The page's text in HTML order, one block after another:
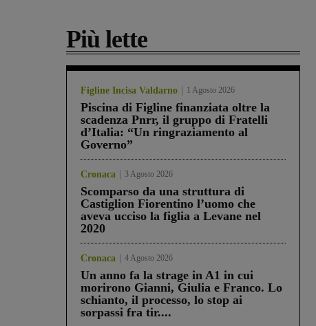
Più lette
Figline Incisa Valdarno 1 Agosto 2026
Piscina di Figline finanziata oltre la
scadenza Pnrr, il gruppo di Fratelli
d’Italia: “Un ringraziamento al
Governo”
Cronaca 3 Agosto 2026
Scomparso da una struttura di
Castiglion Fiorentino l’uomo che
aveva ucciso la figlia a Levane nel
2020
Cronaca 4 Agosto 2026
Un anno fa la strage in A1 in cui
morirono Gianni, Giulia e Franco. Lo
schianto, il processo, lo stop ai
sorpassi fra tir....